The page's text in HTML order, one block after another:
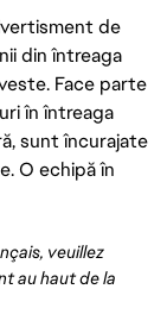
de
din întreaga
Face parte
în întreaga
sunt încurajate
O echipă în
veuillez
au haut de la